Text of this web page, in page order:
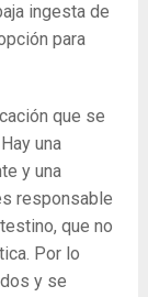
ingesta de
para
que se
una
y una
responsable
que no
Por lo
y se